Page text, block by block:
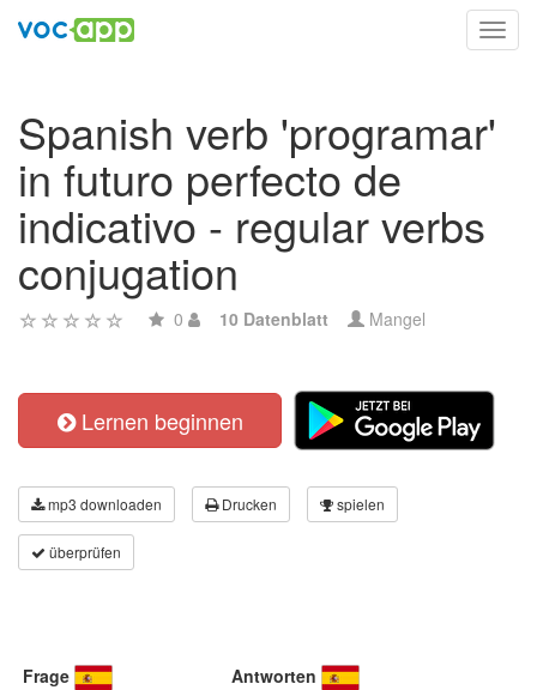
Spanish verb 'programar'
in futuro perfecto de
indicativo - regular verbs
conjugation
0 10 Datenblatt Mangel
Lernen beginnen
mp3 downloaden Drucken spielen
überprüfen
Frage Antworten